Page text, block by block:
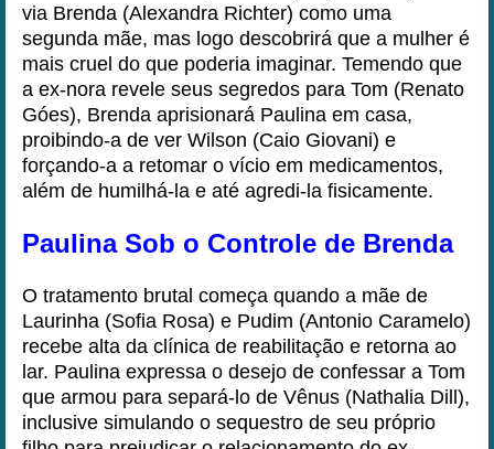
via Brenda (Alexandra Richter) como uma
segunda mãe, mas logo descobrirá que a mulher é
mais cruel do que poderia imaginar. Temendo que
a ex-nora revele seus segredos para Tom (Renato
Góes), Brenda aprisionará Paulina em casa,
proibindo-a de ver Wilson (Caio Giovani) e
forçando-a a retomar o vício em medicamentos,
além de humilhá-la e até agredi-la fisicamente.
Paulina Sob o Controle de Brenda
O tratamento brutal começa quando a mãe de
Laurinha (Sofia Rosa) e Pudim (Antonio Caramelo)
recebe alta da clínica de reabilitação e retorna ao
lar. Paulina expressa o desejo de confessar a Tom
que armou para separá-lo de Vênus (Nathalia Dill),
inclusive simulando o sequestro de seu próprio